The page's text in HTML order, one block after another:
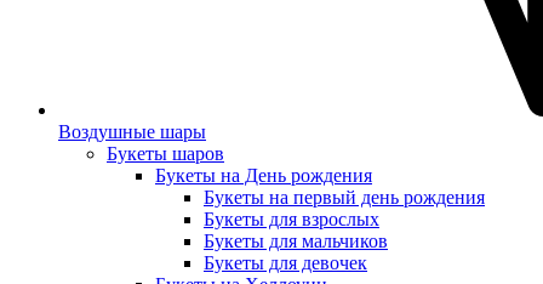
Воздушные шары
Букеты шаров
Букеты на День рождения
Букеты на первый день рождения
Букеты для взрослых
Букеты для мальчиков
Букеты для девочек